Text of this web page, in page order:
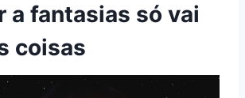
a fantasias só vai
coisas